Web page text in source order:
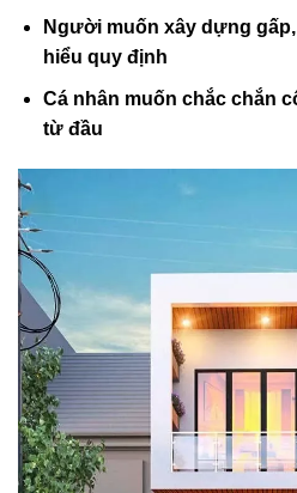
Người muốn xây dựng
hiểu quy định
Cá nhân muốn chắc chắn
từ đầu